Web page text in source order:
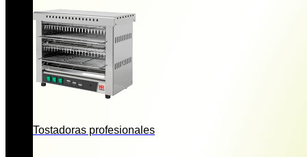
Tostadoras profesionales